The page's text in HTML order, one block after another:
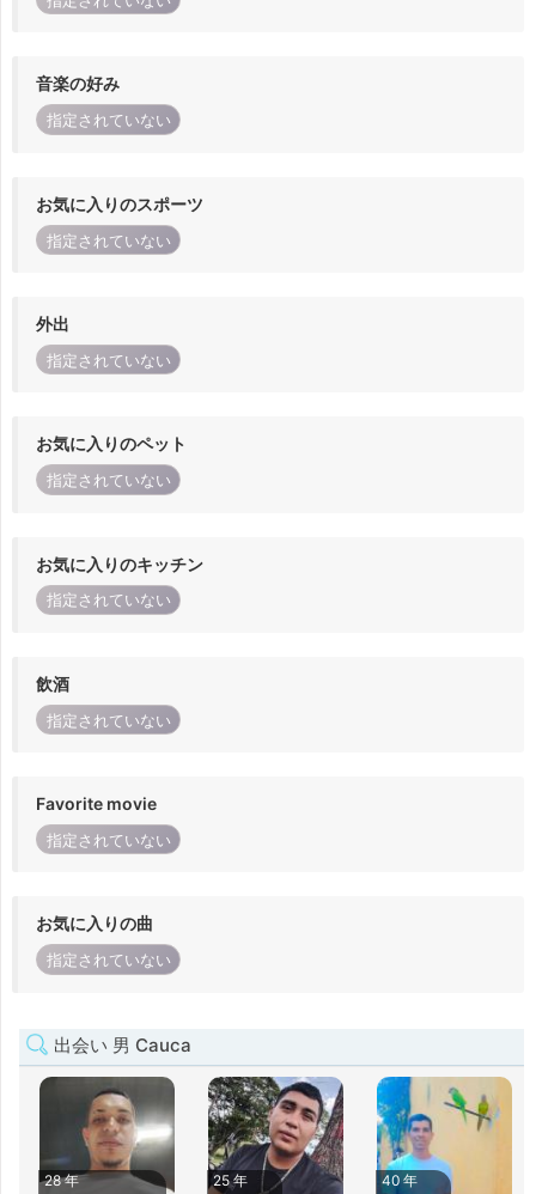
音楽の好み
指定されていない
お気に入りのスポーツ
指定されていない
外出
指定されていない
お気に入りのペット
指定されていない
お気に入りのキッチン
指定されていない
飲酒
指定されていない
Favorite movie
指定されていない
お気に入りの曲
指定されていない
出会い 男 Cauca
28 年
25 年
40 年